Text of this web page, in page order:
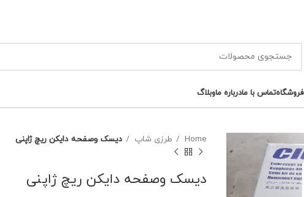
فروشگاهتماس با مادرباره ماوبلاگ
Home طرزی شاپ دیسک وصفحه دایکن ریچ ژاپنی
دیسک وصفحه دایکن ریچ ژاپنی